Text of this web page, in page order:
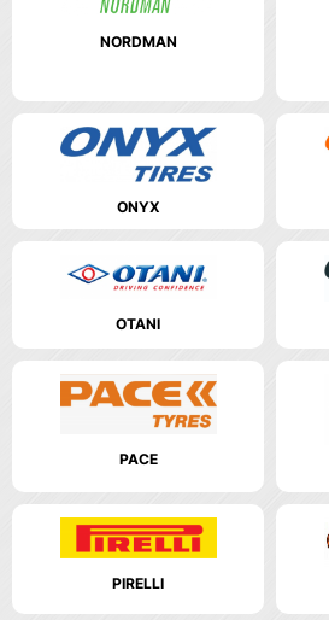
NORDMAN
ONYX
OTANI
PACE
PIRELLI